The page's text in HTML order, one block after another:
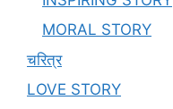
MORAL STORY
चरित्र
LOVE STORY